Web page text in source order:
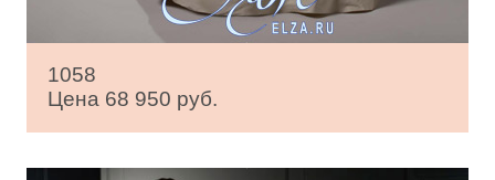
1058
Цена 68 950 руб.